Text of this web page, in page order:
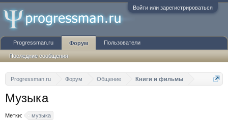
Войти или зарегистрироваться
Progressman.ru Форум Общение Книги и фильмы
Музыка
Метки: музыка
Progressman.ru Форум
Последние сообщения
Пользователи